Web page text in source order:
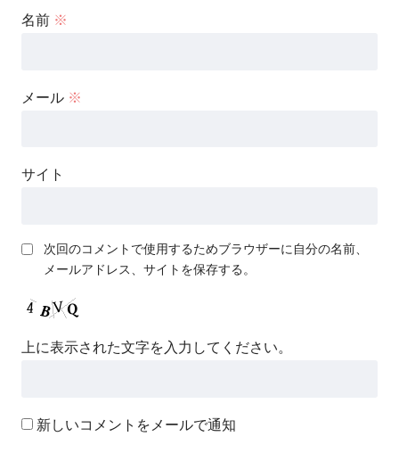
名前 ※
メール ※
サイト
次回のコメントで使用するためブラウザーに自分の名前、
メールアドレス、サイトを保存する。
上に表示された文字を入力してください。
新しいコメントをメールで通知